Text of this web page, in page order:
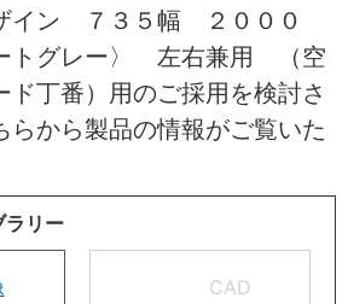
ン ７３５幅 ２０００
トグレー〉 左右兼用 （空
丁番）用のご採用を検討さ
らから製品の情報がご覧いた
ラリー
CAD